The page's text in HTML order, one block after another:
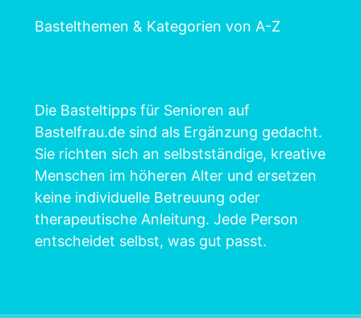
Bastelthemen & Kategorien von A-Z
Die Basteltipps für Senioren auf
Bastelfrau.de sind als Ergänzung gedacht.
Sie richten sich an selbstständige, kreative
Menschen im höheren Alter und ersetzen
keine individuelle Betreuung oder
therapeutische Anleitung. Jede Person
entscheidet selbst, was gut passt.